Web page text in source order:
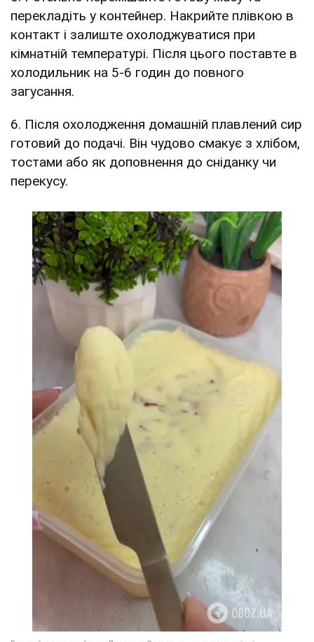
перекладіть у контейнер. Накрийте плівкою в
контакт і залиште охолоджуватися при
кімнатній температурі. Після цього поставте в
холодильник на 5-6 годин до повного
загусання.
6. Після охолодження домашній плавлений сир
готовий до подачі. Він чудово смакує з хлібом,
тостами або як доповнення до сніданку чи
перекусу.